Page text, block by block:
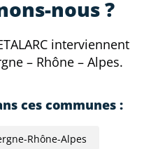
nous ?
interviennent
– Rhône – Alpes.
ces communes :
Rhône-Alpes